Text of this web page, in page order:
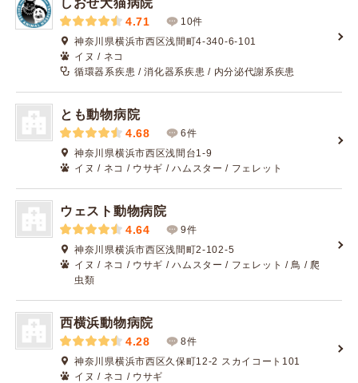
しおせ犬猫病院
4.71
10件
神奈川県横浜市西区浅間町4-340-6-101
イヌ / ネコ
循環器系疾患 / 消化器系疾患 / 内分泌代謝系疾患
とも動物病院
4.68
6件
神奈川県横浜市西区浅間台1-9
イヌ / ネコ / ウサギ / ハムスター / フェレット
ウェスト動物病院
4.64
9件
神奈川県横浜市西区浅間町2-102-5
イヌ / ネコ / ウサギ / ハムスター / フェレット / 鳥 / 爬
虫類
西横浜動物病院
4.28
8件
神奈川県横浜市西区久保町12-2 スカイコート101
イヌ / ネコ / ウサギ